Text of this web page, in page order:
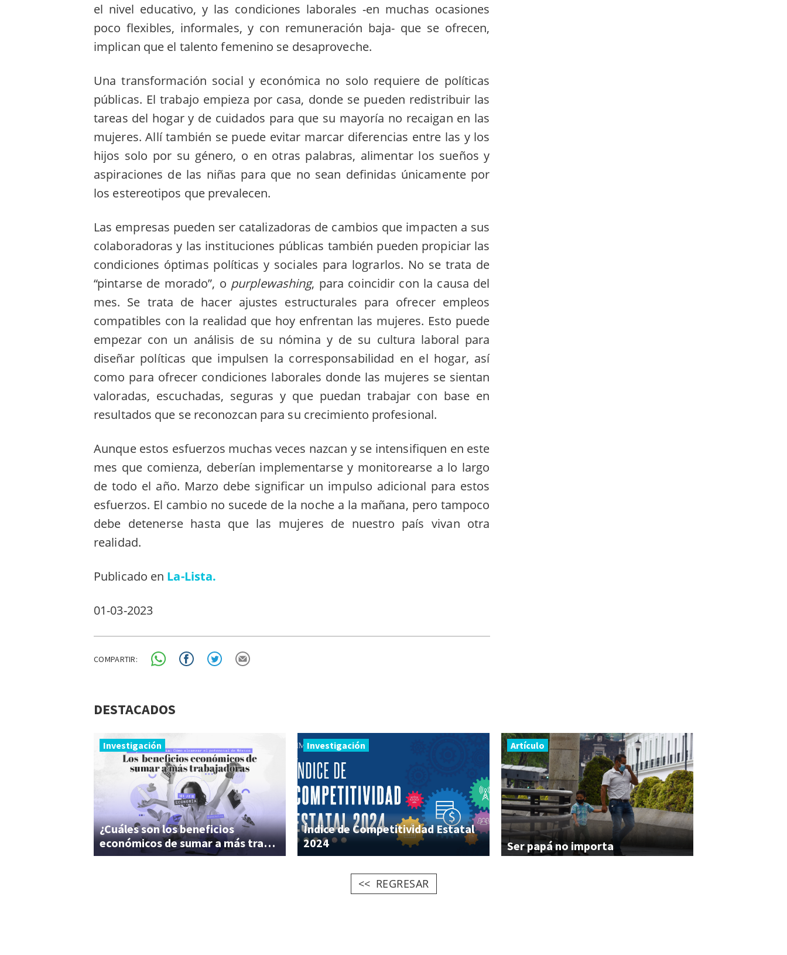
el nivel educativo, y las condiciones laborales -en muchas ocasiones
poco flexibles, informales, y con remuneración baja- que se ofrecen,
implican que el talento femenino se desaproveche.
Una transformación social y económica no solo requiere de políticas
públicas. El trabajo empieza por casa, donde se pueden redistribuir las
tareas del hogar y de cuidados para que su mayoría no recaigan en las
mujeres. Allí también se puede evitar marcar diferencias entre las y los
hijos solo por su género, o en otras palabras, alimentar los sueños y
aspiraciones de las niñas para que no sean definidas únicamente por
los estereotipos que prevalecen.
Las empresas pueden ser catalizadoras de cambios que impacten a sus
colaboradoras y las instituciones públicas también pueden propiciar las
condiciones óptimas políticas y sociales para lograrlos. No se trata de
“pintarse de morado”, o purplewashing, para coincidir con la causa del
mes. Se trata de hacer ajustes estructurales para ofrecer empleos
compatibles con la realidad que hoy enfrentan las mujeres. Esto puede
empezar con un análisis de su nómina y de su cultura laboral para
diseñar políticas que impulsen la corresponsabilidad en el hogar, así
como para ofrecer condiciones laborales donde las mujeres se sientan
valoradas, escuchadas, seguras y que puedan trabajar con base en
resultados que se reconozcan para su crecimiento profesional.
Aunque estos esfuerzos muchas veces nazcan y se intensifiquen en este
mes que comienza, deberían implementarse y monitorearse a lo largo
de todo el año. Marzo debe significar un impulso adicional para estos
esfuerzos. El cambio no sucede de la noche a la mañana, pero tampoco
debe detenerse hasta que las mujeres de nuestro país vivan otra
realidad.
Publicado en La-Lista.
01-03-2023
COMPARTIR:
DESTACADOS
Investigación
¿Cuáles son los beneficios
económicos de sumar a más trabajadoras?
Investigación
Índice de Competitividad Estatal
2024
Artículo
Serpapáno importa
REGRESAR